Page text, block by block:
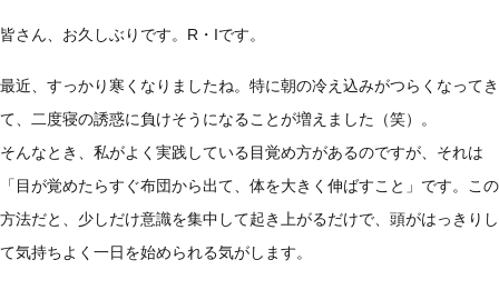
皆さん、お久しぶりです。R・Iです。
最近、すっかり寒くなりましたね。特に朝の冷え込みがつらくなってき
て、二度寝の誘惑に負けそうになることが増えました（笑）。
そんなとき、私がよく実践している目覚め方があるのですが、それは
「目が覚めたらすぐ布団から出て、体を大きく伸ばすこと」です。この
方法だと、少しだけ意識を集中して起き上がるだけで、頭がはっきりし
て気持ちよく一日を始められる気がします。